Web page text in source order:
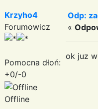
Krzyho4
Forumowicz
Pomocna dłoń:
+0/-0
Offline
Odp:
«
ok juz